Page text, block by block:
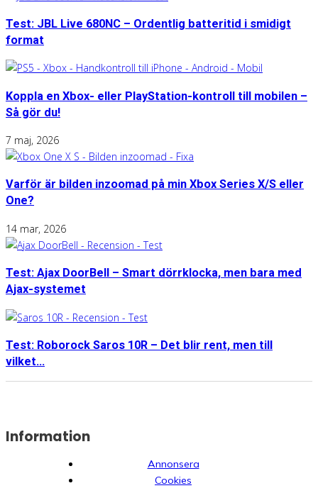
Test: JBL Live 680NC – Ordentlig batteritid i smidigt
format
Koppla en Xbox- eller PlayStation-kontroll till mobilen –
Så gör du!
7 maj, 2026
Varför är bilden inzoomad på min Xbox Series X/S eller
One?
14 mar, 2026
Test: Ajax DoorBell – Smart dörrklocka, men bara med
Ajax-systemet
Test: Roborock Saros 10R – Det blir rent, men till
vilket...
Information
Annonsera
Cookies